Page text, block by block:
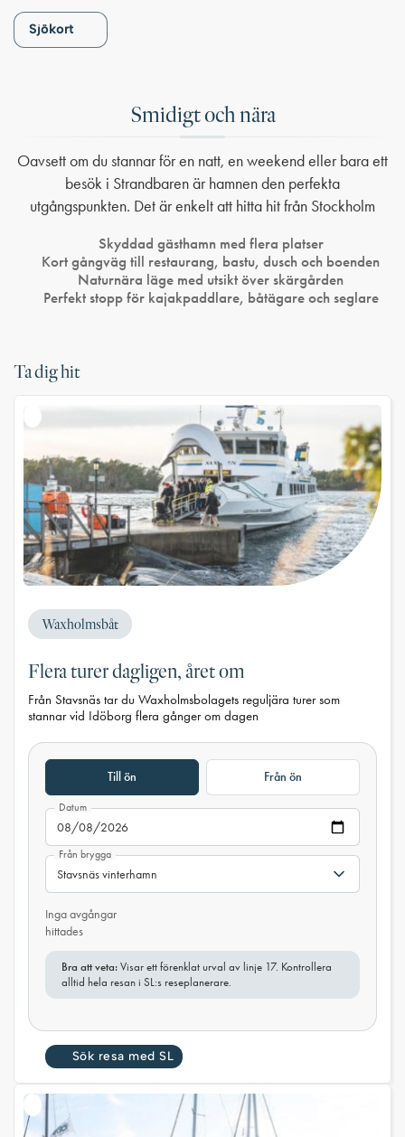
Sjökort
Smidigt och nära
Oavsett om du stannar för en natt, en weekend eller bara ett
besök i Strandbaren är hamnen den perfekta
utgångspunkten. Det är enkelt att hitta hit från Stockholm
Skyddad gästhamn med flera platser
Kort gångväg till restaurang, bastu, dusch och boenden
Naturnära läge med utsikt över skärgården
Perfekt stopp för kajakpaddlare, båtägare och seglare
Ta dig hit
Waxholmsbåt
Flera turer dagligen, året om
Från Stavsnäs tar du Waxholmsbolagets reguljära turer som
stannar vid Idöborg flera gånger om dagen
Till ön Från ön
Datum
Från brygga
Inga avgångar
hittades
Bra att veta: Visar ett förenklat urval av linje 17. Kontrollera
alltid hela resan i SL:s reseplanerare.
Sök resa med SL